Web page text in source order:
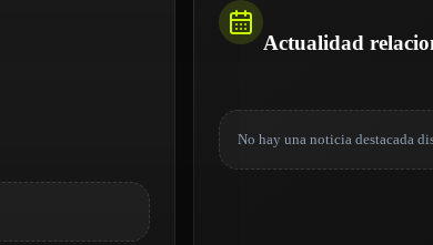
Actualidad
No hay una noticia destacada